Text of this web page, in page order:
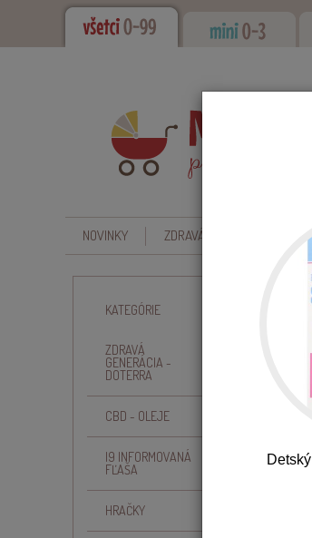
NOVINKY ZDRAVÁ GENERÁCIA -
KATEGÓRIE
ZDRAVÁ
GENERÁCIA -
DOTERRA
CBD - OLEJE
I9 INFORMOVANÁ
FĽAŠA
HRAČKY